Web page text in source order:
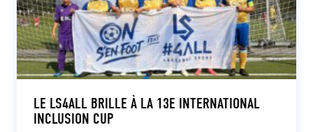
LE LS4ALL BRILLE À LA 13E INTERNATIONAL
INCLUSION CUP